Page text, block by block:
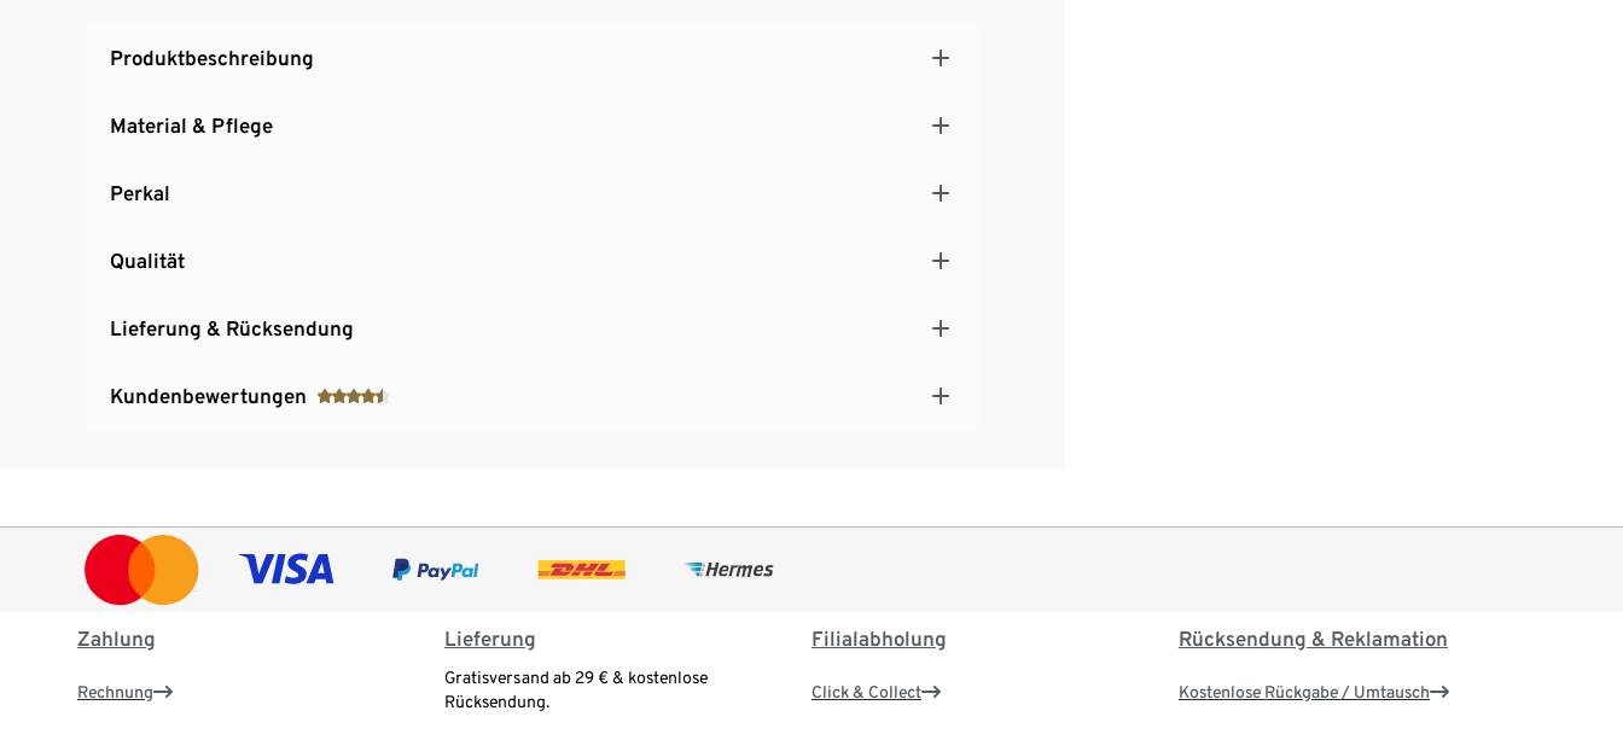
Produktbeschreibung
Material & Pflege
Perkal
Qualität
Lieferung & Rücksendung
Kundenbewertungen
Zahlung
Rechnung
Lieferung
Gratisversand ab 29 € & kostenlose
Rücksendung.
Filialabholung
Click & Collect
Rücksendung & Reklamation
Kostenlose Rückgabe / Umtausch